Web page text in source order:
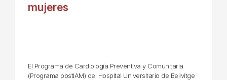
mujeres
El Programa de Cardiología Preventiva y Comunitaria
(Programa postIAM) del Hospital Universitario de Bellvitge